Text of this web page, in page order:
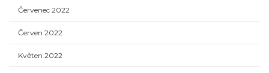
Červenec 2022
Červen 2022
Květen 2022